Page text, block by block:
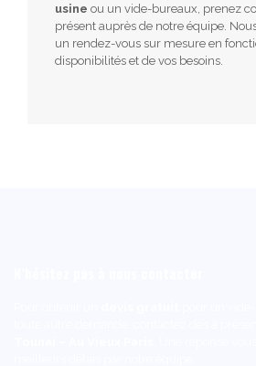
usine ou un vide-bureaux, prenez
présent auprès de notre équipe.
un rendez-vous sur mesure en
disponibilités et de vos besoins.